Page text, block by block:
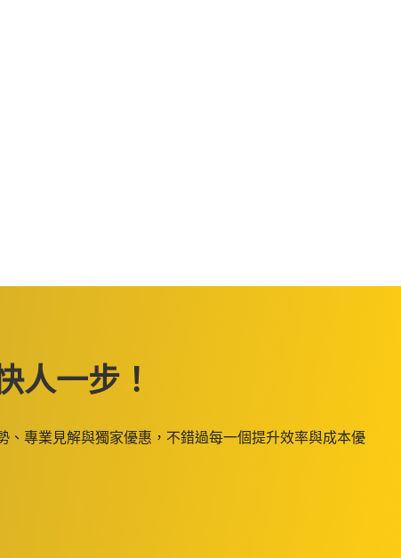
人一步！
、專業見解與獨家優惠，不錯過每一個提升效率與成本優